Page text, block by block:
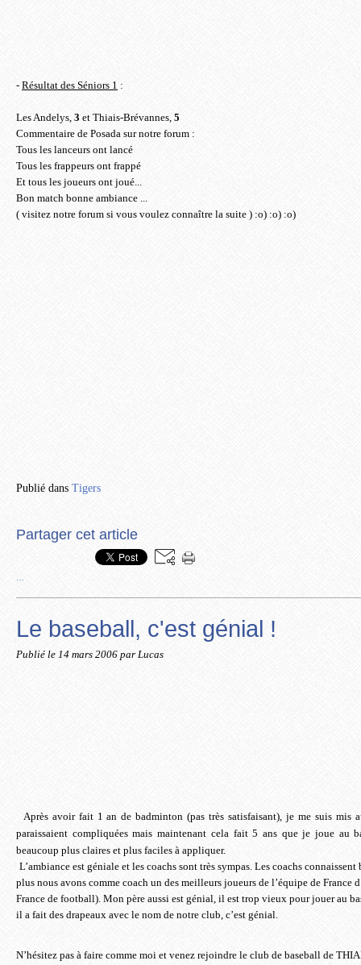
- Résultat des Séniors 1 :
Les Andelys, 3 et Thiais-Brévannes, 5
Commentaire de Posada sur notre forum :
Tous les lanceurs ont lancé
Tous les frappeurs ont frappé
Et tous les joueurs ont joué...
Bon match bonne ambiance ...
( visitez notre forum si vous voulez connaître la suite ) :o) :o) :o)
Publié dans Tigers
Partager cet article
…
Le baseball, c'est génial !
Publié le 14 mars 2006 par Lucas
Après avoir fait 1 an de badminton (pas très satisfaisant), je me suis mis
paraissaient compliquées mais maintenant cela fait 5 ans que je joue au
beaucoup plus claires et plus faciles à appliquer.
L’ambiance est géniale et les coachs sont très sympas. Les coachs
plus nous avons comme coach un des meilleurs joueurs de l’équipe de France
France de football). Mon père aussi est génial, il est trop vieux pour jouer au
il a fait des drapeaux avec le nom de notre club, c’est génial.
N’hésitez pas à faire comme moi et venez rejoindre le club de baseball de